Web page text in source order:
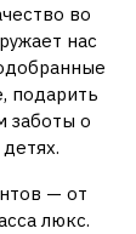
во
нас
подарить
заботы о
— от
люкс.